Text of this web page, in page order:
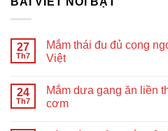
27
Th7
Mắm thái đu đủ cọng
Việt
24
Th7
Mắm dưa gang ăn liền
cơm